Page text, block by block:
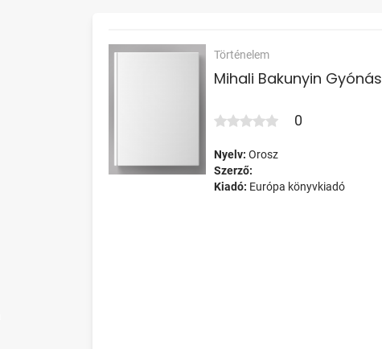
Történelem
Mihali Bakunyin Gyónás
0
Nyelv: Orosz
Szerző:
Kiadó: Európa könyvkiadó